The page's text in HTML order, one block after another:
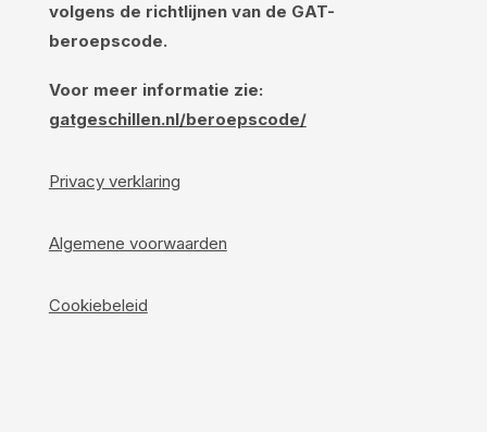
volgens de richtlijnen van de GAT-
beroepscode.
Voor meer informatie zie:
gatgeschillen.nl/beroepscode/
Privacy verklaring
Algemene voorwaarden
Cookiebeleid